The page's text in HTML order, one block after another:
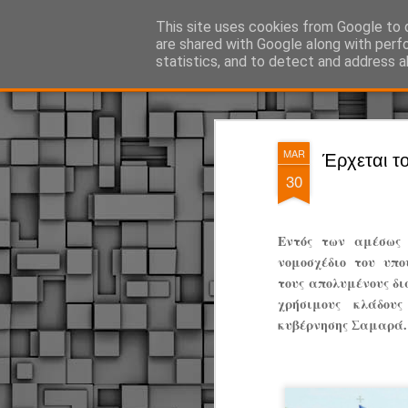
MAR
30
Έρχεται
Εντός των αμέσως
νομοσχέδιο του
τους απολυμένους
χρήσιμους
κυβέρνησης Σαμαρά.
This site uses cookies from Google to
are shared with Google along with
statistics, and to detect and address
ΔΗΜΟΤΙΚΗ ΑΣΤΥΝΟΜΙΑ, τα νέα!